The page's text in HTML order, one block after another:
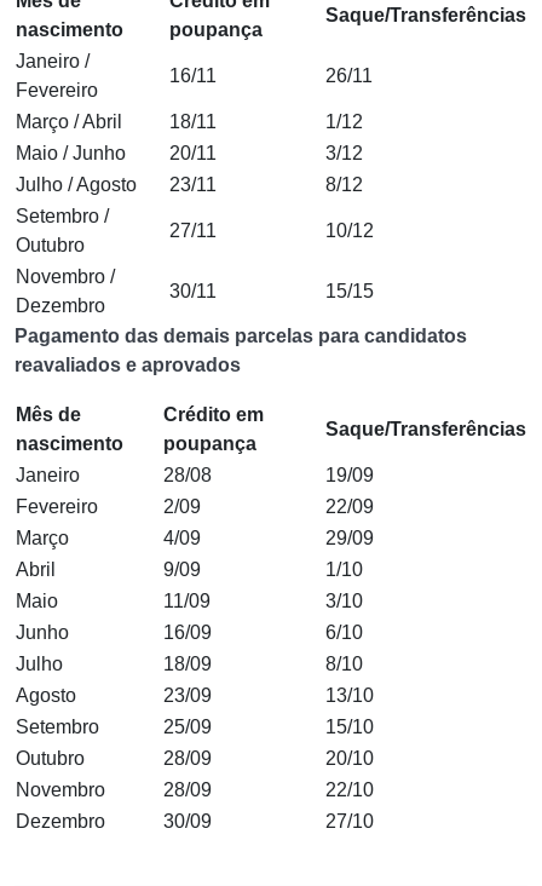
nascimento
poupança
Saque/Transferências
Janeiro /
Fevereiro
16/11 26/11
Março / Abril 18/11
1/12
Maio / Junho
20/11
3/12
Julho / Agosto
23/11
8/12
Setembro /
Outubro
27/11 10/12
Novembro /
Dezembro
30/11 15/15
Pagamento das demais parcelas para candidatos
reavaliados e aprovados
Mês de
nascimento
Crédito em
poupança
Saque/Transferências
Janeiro 28/08
19/09
Fevereiro
2/09
22/09
Março
4/09
29/09
Abril
9/09
1/10
Maio
11/09
3/10
Junho
16/09
6/10
Julho
18/09
8/10
Agosto
23/09
13/10
Setembro
25/09
15/10
Outubro
28/09
20/10
Novembro
28/09
22/10
Dezembro
30/09 27/10